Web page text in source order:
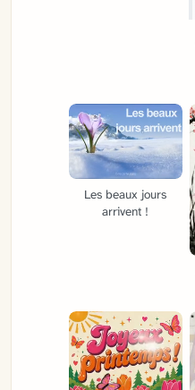
Les beaux jours
arrivent !